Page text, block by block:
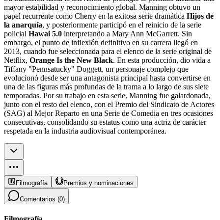
mayor estabilidad y reconocimiento global. Manning obtuvo un
papel recurrente como Cherry en la exitosa serie dramática Hijos de
la anarquía, y posteriormente participó en el reinicio de la serie
policial Hawai 5.0 interpretando a Mary Ann McGarrett. Sin
embargo, el punto de inflexión definitivo en su carrera llegó en
2013, cuando fue seleccionada para el elenco de la serie original de
Netflix, Orange Is the New Black. En esta producción, dio vida a
Tiffany "Pennsatucky" Doggett, un personaje complejo que
evolucionó desde ser una antagonista principal hasta convertirse en
una de las figuras más profundas de la trama a lo largo de sus siete
temporadas. Por su trabajo en esta serie, Manning fue galardonada,
junto con el resto del elenco, con el Premio del Sindicato de Actores
(SAG) al Mejor Reparto en una Serie de Comedia en tres ocasiones
consecutivas, consolidando su estatus como una actriz de carácter
respetada en la industria audiovisual contemporánea.
Filmografía Premios y nominaciones
Comentarios (0)